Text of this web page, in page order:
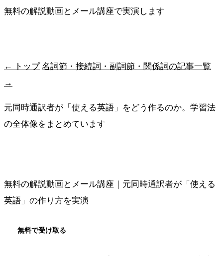
無料の解説動画とメール講座で実演します
← トップ 名詞節・接続詞・副詞節・関係詞の記事一覧
→
元同時通訳者が「使える英語」をどう作るのか。学習法
の全体像をまとめています
無料の解説動画とメール講座｜元同時通訳者が「使える
英語」の作り方を実演
無料で受け取る